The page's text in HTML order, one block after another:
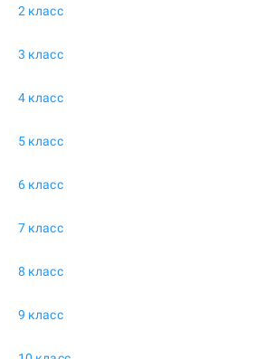
2 класс
3 класс
4 класс
5 класс
6 класс
7 класс
8 класс
9 класс